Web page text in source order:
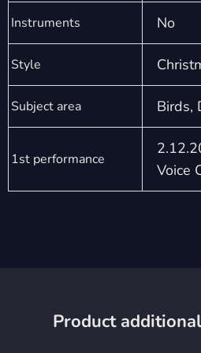
Instruments No
Style
Subject area Birds,
1st performance
Voice
Product